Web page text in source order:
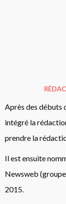
Après des débuts
intégré la
prendre la
Il est ensuite
Newsweb
2015.